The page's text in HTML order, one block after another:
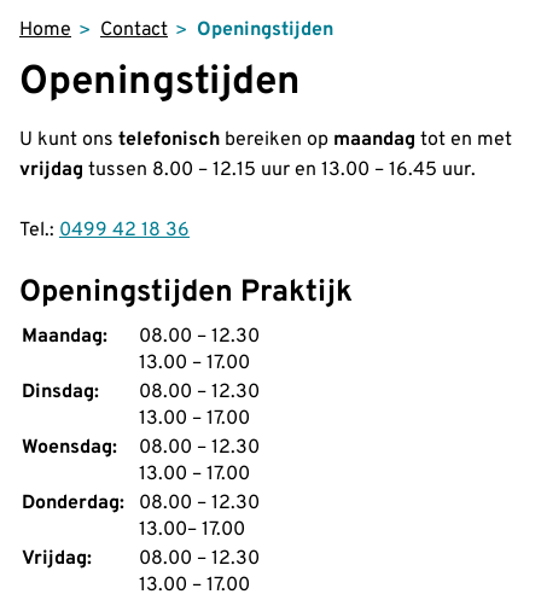
Home Contact Openingstijden
Openingstijden
U kunt ons telefonisch bereiken op maandag tot en met
vrijdag tussen 8.00 – 12.15 uur en 13.00 – 16.45 uur.
Tel.: 0499 42 18 36
Openingstijden Praktijk
Maandag: 08.00 tot
– 12.30
13.00 tot
– 17.00
Dinsdag:
08.00 tot
– 12.30
13.00 tot
– 17.00
Woensdag:
08.00 tot
– 12.30
13.00 tot
– 17.00
Donderdag:
08.00 tot
– 12.30
13.00tot
– 17.00
Vrijdag:
08.00 tot
– 12.30
13.00 tot
– 17.00